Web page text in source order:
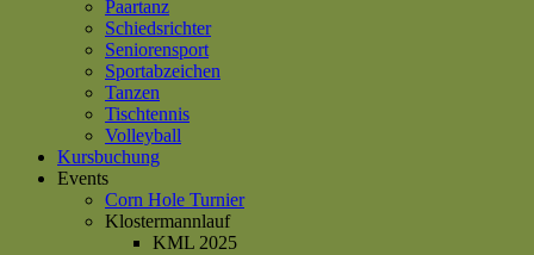
Paartanz
Schiedsrichter
Seniorensport
Sportabzeichen
Tanzen
Tischtennis
Volleyball
Kursbuchung
Events
Corn Hole Turnier
Klostermannlauf
KML 2025